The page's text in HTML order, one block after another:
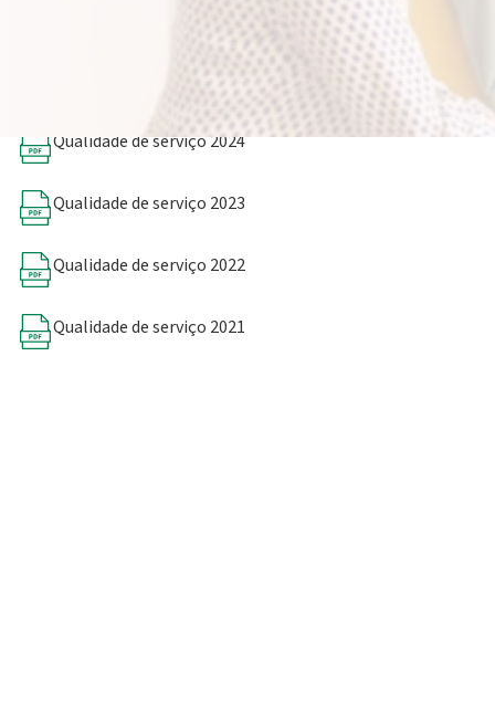
Cliente, à resolução de Reclamações e à Contratação da ENI
Plenitude Iberica em Portugal.
Qualidade de serviço 2025
Qualidade de serviço 2024
Qualidade de serviço 2023
Qualidade de serviço 2022
Qualidade de serviço 2021